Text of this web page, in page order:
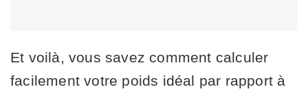
Et voilà, vous savez comment calculer
facilement votre poids idéal par rapport à